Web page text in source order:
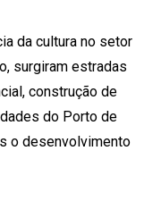
da cultura no setor
surgiram estradas
construção de
do Porto de
o desenvolvimento